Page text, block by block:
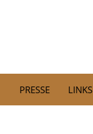
PRESSE LINKS